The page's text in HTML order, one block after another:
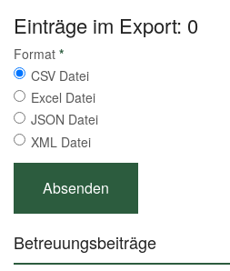
Einträge im Export: 0
Format *
CSV Datei
Excel Datei
JSON Datei
XML Datei
Betreuungsbeiträge